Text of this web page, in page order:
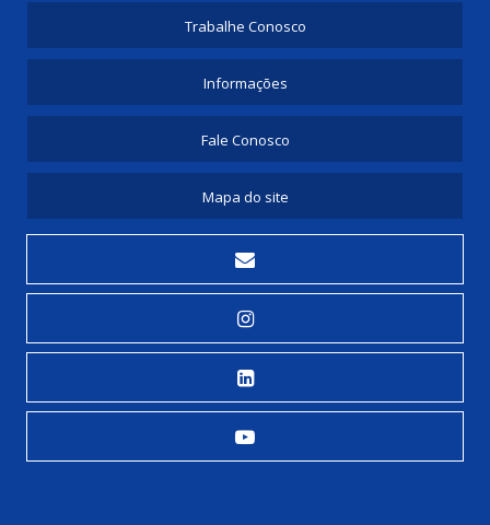
Trabalhe Conosco
Informações
Fale Conosco
Mapa do site